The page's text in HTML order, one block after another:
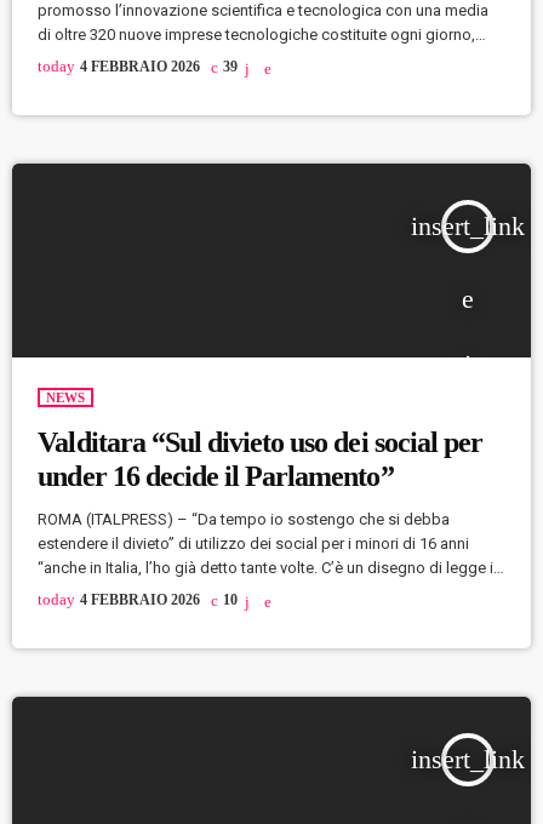
promosso l’innovazione scientifica e tecnologica con una media
di oltre 320 nuove imprese tecnologiche costituite ogni giorno,
come emerso dalla sessione annuale in corso dell’assemblea
municipale del popolo. Secondo il rapporto sul lavoro del governo
today 4 FEBBRAIO 2026 39
insert_link
NEWS
Valditara “Sul divieto uso dei social per
under 16 decide il Parlamento”
ROMA (ITALPRESS) – “Da tempo io sostengo che si debba
estendere il divieto” di utilizzo dei social per i minori di 16 anni
“anche in Italia, l’ho già detto tante volte. C’è un disegno di legge in
Parlamento, decide il Parlamento”. Così il ministro dell’Istruzione e
del Merito, Giuseppe Valditara, a margine di una conferenza
today 4 FEBBRAIO 2026 10
insert_link